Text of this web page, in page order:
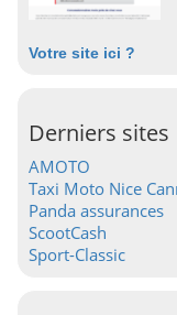
Votre site ici ?
Derniers sites
AMOTO
Taxi Moto Nice
Panda assurances
ScootCash
Sport-Classic